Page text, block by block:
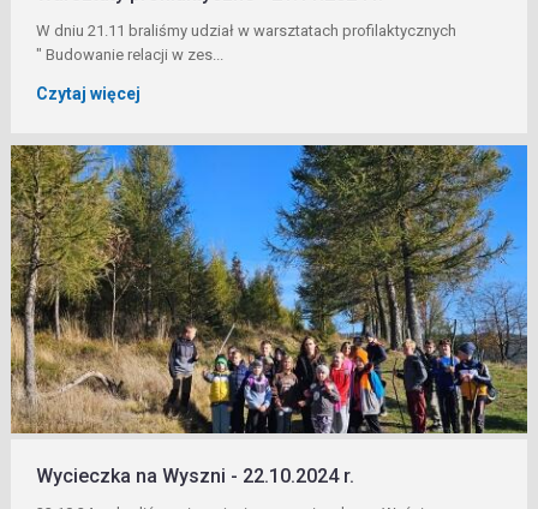
W dniu 21.11 braliśmy udział w warsztatach profilaktycznych
" Budowanie relacji w zes...
Czytaj więcej
Wycieczka na Wyszni - 22.10.2024 r.